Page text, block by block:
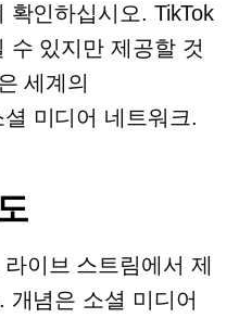
인하십시오. TikTok
수 있지만 제공할 것
세계의
셜 미디어 네트워크.
이브 스트림에서 제
개념은 소셜 미디어